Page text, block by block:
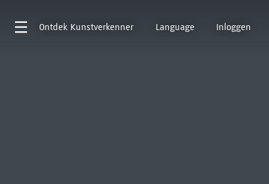
Ontdek Kunstverkenner Language Inloggen